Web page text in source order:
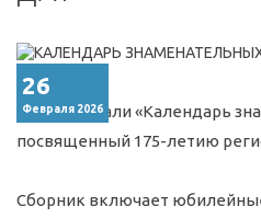
26
Февраля 2026
Презентовали «Календарь
посвященный 175-летию
Сборник включает